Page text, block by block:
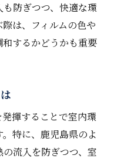
防ぎつつ、快適な環
は、フィルムの色や
するかどうかも重要
揮することで室内環
特に、鹿児島県のよ
流入を防ぎつつ、室